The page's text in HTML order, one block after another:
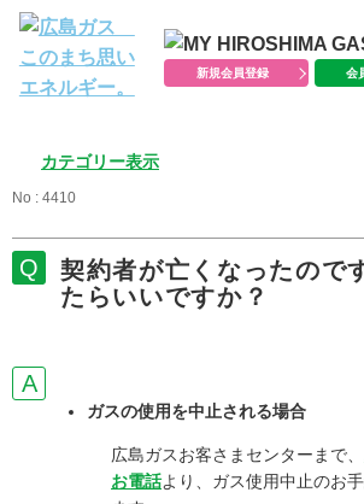
新規会員登録 会
カテゴリー表示
No : 4410
契約者が亡くなったので
たらいいですか？
ガスの使用を中止される場合
広島ガスお客さまセンターまで、
お電話より、ガス使用中止のお